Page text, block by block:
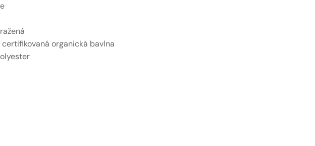
organická bavlna